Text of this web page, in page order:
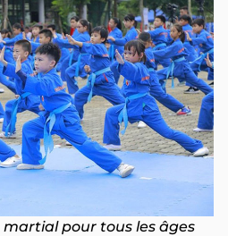
pour tous les âges